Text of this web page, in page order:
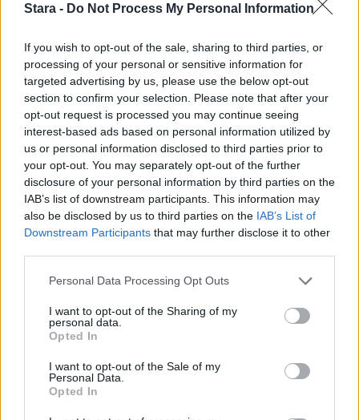
Stara - Do Not Process My Personal Information
If you wish to opt-out of the sale, sharing to third parties, or
processing of your personal or sensitive information for
targeted advertising by us, please use the below opt-out
section to confirm your selection. Please note that after your
opt-out request is processed you may continue seeing
interest-based ads based on personal information utilized by
us or personal information disclosed to third parties prior to
your opt-out. You may separately opt-out of the further
disclosure of your personal information by third parties on the
IAB’s list of downstream participants. This information may
also be disclosed by us to third parties on the IAB’s List of
Downstream Participants that may further disclose it to other
Personal Data Processing Opt Outs
I want to opt-out of the Sharing of my
personal data.
Opted In
I want to opt-out of the Sale of my
Personal Data.
Opted In
F/A-18 Hornet jyrähtää ylilennolle
Jyväskylässä – katuja suljetaan
3
Kela voi leikata tukia
ulkomaanmatkan vuoksi